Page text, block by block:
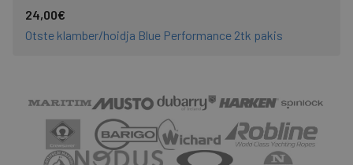
24,00€
Otste klamber/hoidja Blue Performance 2tk pakis